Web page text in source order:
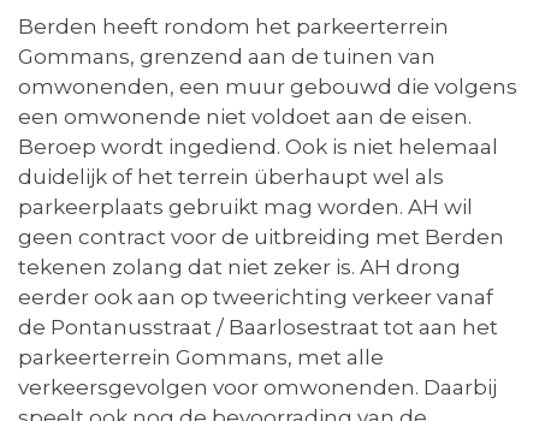
Berden heeft rondom het parkeerterrein
Gommans, grenzend aan de tuinen van
omwonenden, een muur gebouwd die volgens
een omwonende niet voldoet aan de eisen.
Beroep wordt ingediend. Ook is niet helemaal
duidelijk of het terrein überhaupt wel als
parkeerplaats gebruikt mag worden. AH wil
geen contract voor de uitbreiding met Berden
tekenen zolang dat niet zeker is. AH drong
eerder ook aan op tweerichting verkeer vanaf
de Pontanusstraat / Baarlosestraat tot aan het
parkeerterrein Gommans, met alle
verkeersgevolgen voor omwonenden. Daarbij